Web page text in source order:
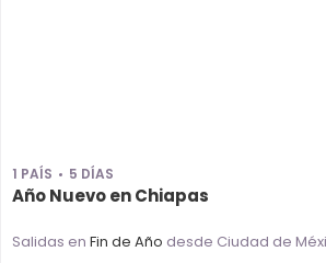
1 PAÍS 5 DÍAS
Año Nuevo en Chiapas
Salidas en Fin de Año desde Ciudad de